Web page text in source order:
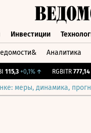
Инвестиции
Аналитика
115,3 +0,1%↑ RGBITR 777,14
меры, динамика,